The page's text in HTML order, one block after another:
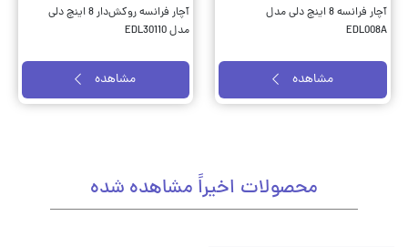
آچار فرانسه 8 اینچ دلی مدل
EDL008A
مشاهده
آچار فرانسه روکش‌دار 8 اینچ دلی
مدل EDL30110
مشاهده
محصولات اخیراً مشاهده شده